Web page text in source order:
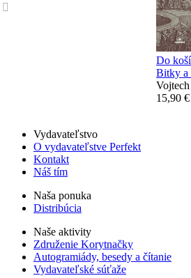
Do
Bitky a
15,90 €
Vydavateľstvo
O vydavateľstve Perfekt
Kontakt
Náš tím
Naša ponuka
Distribúcia
Naše aktivity
Združenie Korytnačky
Autogramiády, besedy a čítanie
Vydavateľské súťaže